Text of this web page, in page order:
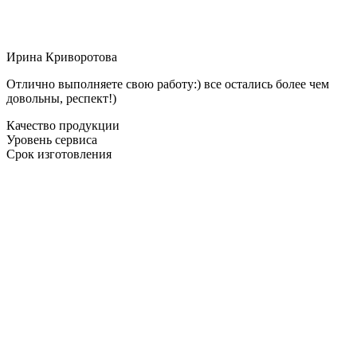
Ирина Криворотова
Отлично выполняете свою работу:) все остались более чем
довольны, респект!)
Качество продукции
Уровень сервиса
Срок изготовления